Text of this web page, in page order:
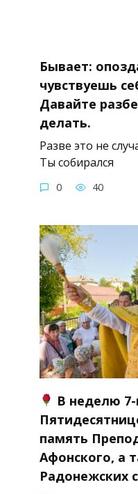
Бывает:
чувствуешь
Давайте
делать.
Разве это не
Ты собирался
0 40
В неделю
память
Афонского, а
Радонежских